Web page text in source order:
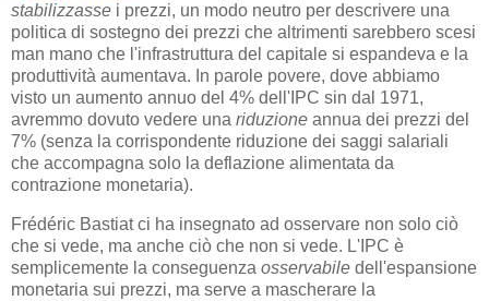
stabilizzasse i prezzi, un modo neutro per descrivere una
politica di sostegno dei prezzi che altrimenti sarebbero scesi
man mano che l'infrastruttura del capitale si espandeva e la
produttività aumentava. In parole povere, dove abbiamo
visto un aumento annuo del 4% dell'IPC sin dal 1971,
avremmo dovuto vedere una riduzione annua dei prezzi del
7% (senza la corrispondente riduzione dei saggi salariali
che accompagna solo la deflazione alimentata da
contrazione monetaria).
Frédéric Bastiat ci ha insegnato ad osservare non solo ciò
che si vede, ma anche ciò che non si vede. L'IPC è
semplicemente la conseguenza osservabile dell'espansione
monetaria sui prezzi, ma serve a mascherare la